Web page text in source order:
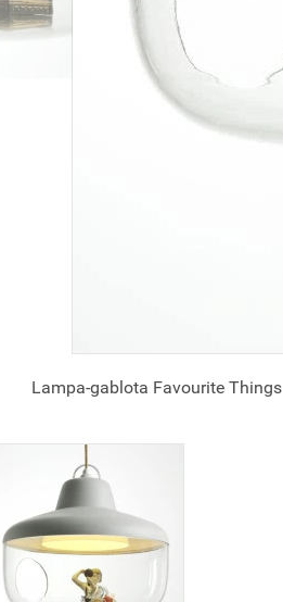
Lampa-gablota Favourite Things